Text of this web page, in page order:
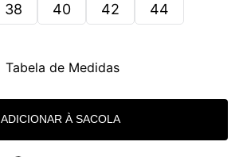
38 40 42 44
Tabela de Medidas
ADICIONAR À SACOLA